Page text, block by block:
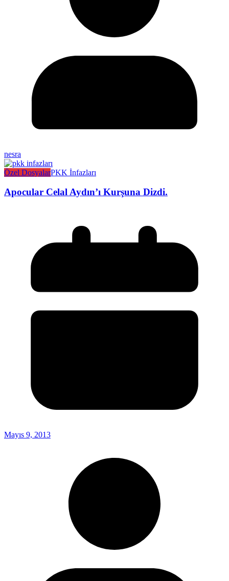
nesra
Özel DosyalarPKK İnfazları
Apocular Celal Aydın’ı Kurşuna Dizdi.
Mayıs 9, 2013